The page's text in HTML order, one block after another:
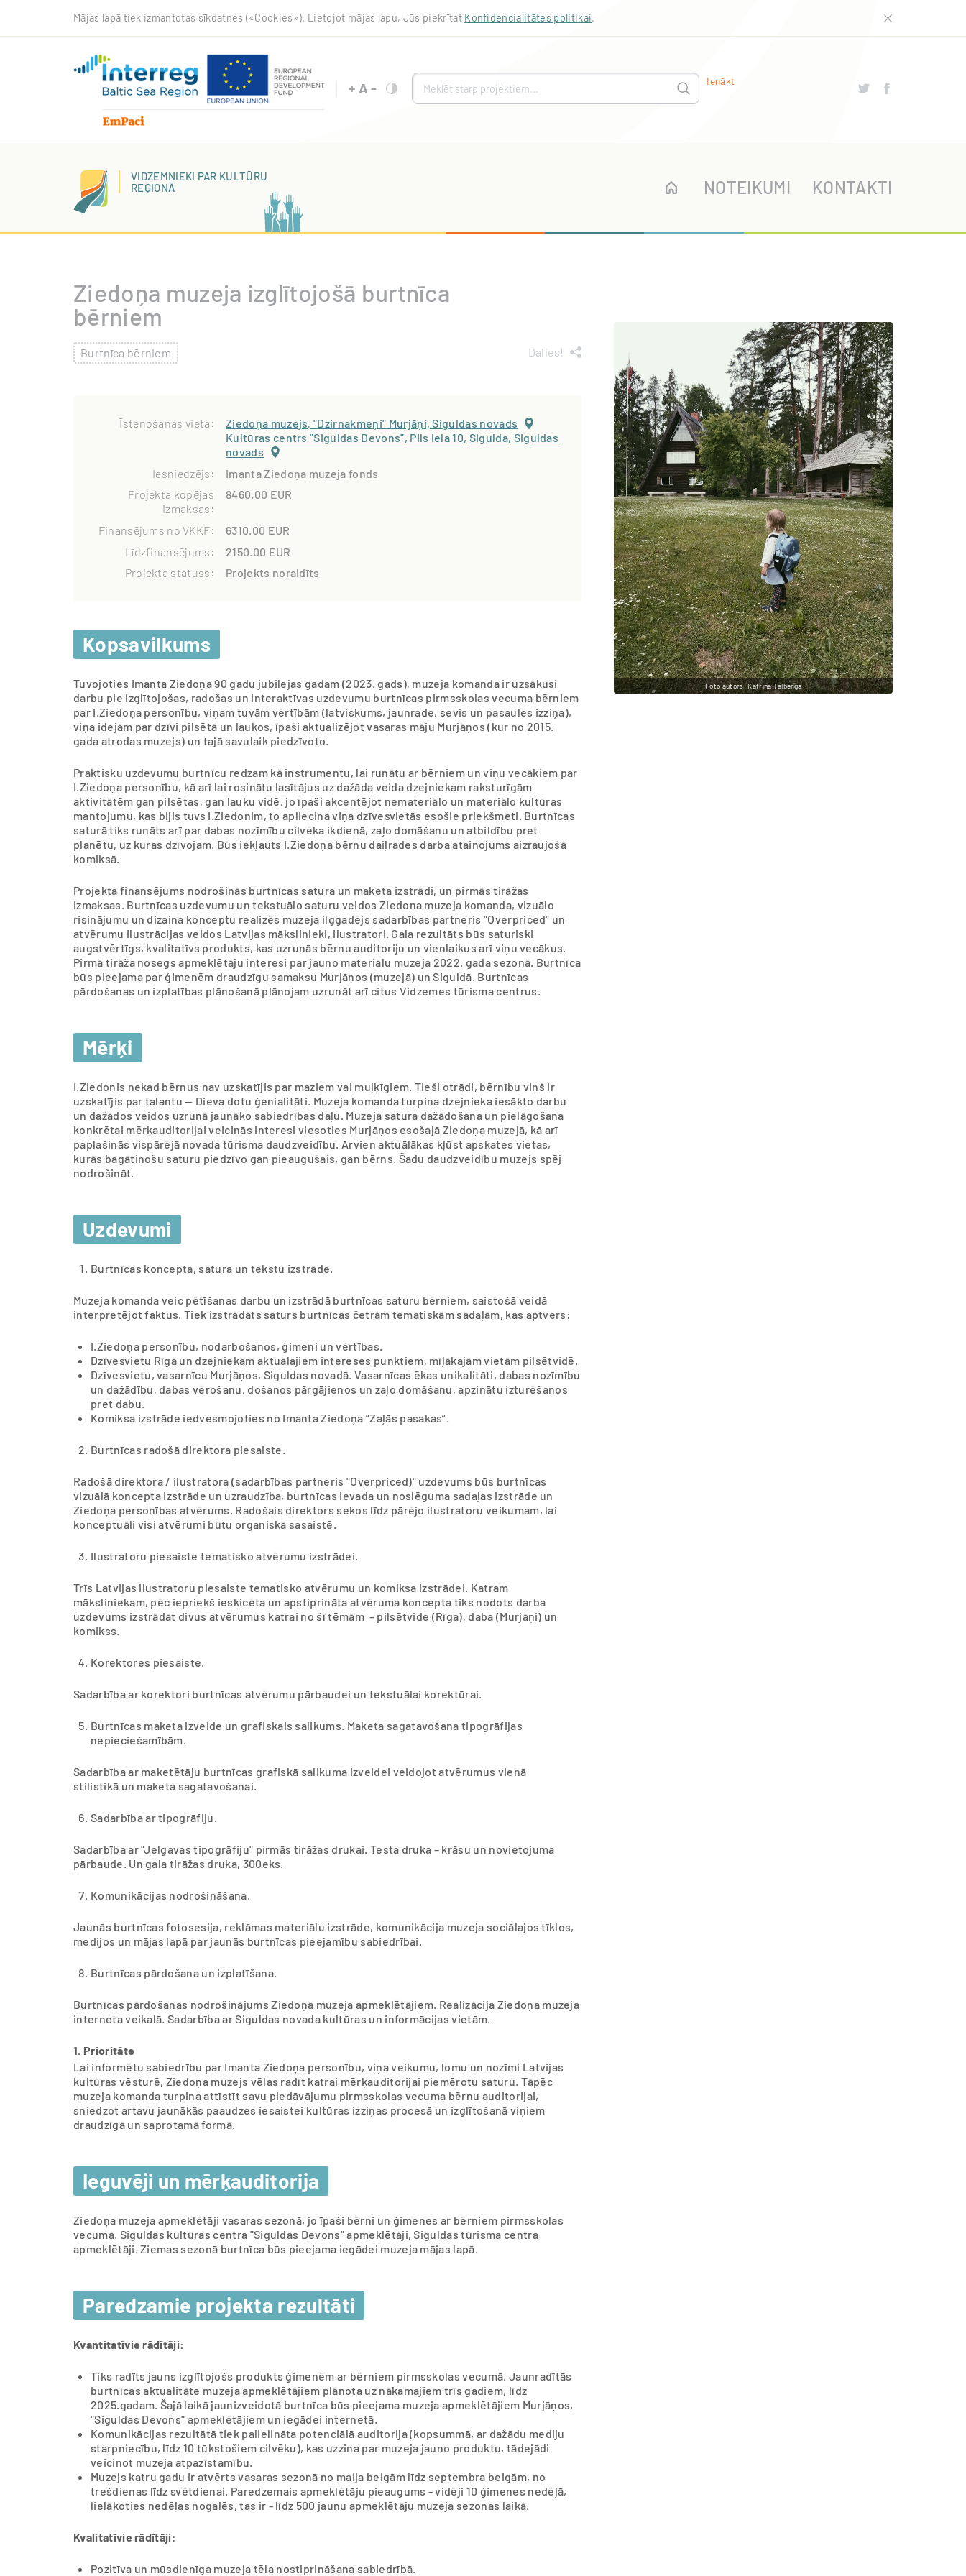
galveno
Mājas lapā tiek izmantotas sīkdatnes («Cookies»). Lietojot mājas lapu, Jūs piekrītat Konfidencialitātes politikai.
+ A - Ienākt
VIDZEMNIEKI PAR KULTŪRU
REĢIONĀ
NOTEIKUMI KONTAKTI
Ziedoņa muzeja izglītojošā burtnīca
bērniem
Dalies!
Burtnīca bērniem
Īstenošanas vieta:
Ziedoņa muzejs, "Dzirnakmeņi" Murjāņi, Siguldas novads
Kultūras centrs "Siguldas Devons", Pils iela 10, Sigulda, Siguldas
novads
Iesniedzējs:
Imanta Ziedoņa muzeja fonds
Projekta kopējās
izmaksas:
8460.00 EUR
Finansējums no VKKF:
6310.00 EUR
Līdzfinansējums:
2150.00 EUR
Projekta statuss:
Projekts noraidīts
Kopsavilkums
Tuvojoties Imanta Ziedoņa 90 gadu jubilejas gadam (2023. gads), muzeja komanda ir uzsākusi
darbu pie izglītojošas, radošas un interaktīvas uzdevumu burtnīcas pirmsskolas vecuma bērniem
par I.Ziedoņa personību, viņam tuvām vērtībām (latviskums, jaunrade, sevis un pasaules izziņa),
viņa idejām par dzīvi pilsētā un laukos, īpaši aktualizējot vasaras māju Murjāņos (kur no 2015.
gada atrodas muzejs) un tajā savulaik piedzīvoto.
Praktisku uzdevumu burtnīcu redzam kā instrumentu, lai runātu ar bērniem un viņu vecākiem par
I.Ziedoņa personību, kā arī lai rosinātu lasītājus uz dažāda veida dzejniekam raksturīgām
aktivitātēm gan pilsētas, gan lauku vidē, jo īpaši akcentējot nemateriālo un materiālo kultūras
mantojumu, kas bijis tuvs I.Ziedonim, to apliecina viņa dzīvesvietās esošie priekšmeti. Burtnīcas
saturā tiks runāts arī par dabas nozīmību cilvēka ikdienā, zaļo domāšanu un atbildību pret
planētu, uz kuras dzīvojam. Būs iekļauts I.Ziedoņa bērnu daiļrades darba atainojums aizraujošā
komiksā.
Projekta finansējums nodrošinās burtnīcas satura un maketa izstrādi, un pirmās tirāžas
izmaksas. Burtnīcas uzdevumu un tekstuālo saturu veidos Ziedoņa muzeja komanda, vizuālo
risinājumu un dizaina konceptu realizēs muzeja ilggadējs sadarbības partneris "Overpriced" un
atvērumu ilustrācijas veidos Latvijas mākslinieki, ilustratori. Gala rezultāts būs saturiski
augstvērtīgs, kvalitatīvs produkts, kas uzrunās bērnu auditoriju un vienlaikus arī viņu vecākus.
Pirmā tirāža nosegs apmeklētāju interesi par jauno materiālu muzeja 2022. gada sezonā. Burtnīca
būs pieejama par ģimenēm draudzīgu samaksu Murjāņos (muzejā) un Siguldā. Burtnīcas
pārdošanas un izplatības plānošanā plānojam uzrunāt arī citus Vidzemes tūrisma centrus.
Mērķi
I.Ziedonis nekad bērnus nav uzskatījis par maziem vai muļķīgiem. Tieši otrādi, bērnību viņš ir
uzskatījis par talantu — Dieva dotu ģenialitāti. Muzeja komanda turpina dzejnieka iesākto darbu
un dažādos veidos uzrunā jaunāko sabiedrības daļu. Muzeja satura dažādošana un pielāgošana
konkrētai mērķauditorijai veicinās interesi viesoties Murjāņos esošajā Ziedoņa muzejā, kā arī
paplašinās vispārējā novada tūrisma daudzveidību. Arvien aktuālākas kļūst apskates vietas,
kurās bagātinošu saturu piedzīvo gan pieaugušais, gan bērns. Šadu daudzveidību muzejs spēj
nodrošināt.
Uzdevumi
Burtnīcas koncepta, satura un tekstu izstrāde.
Muzeja komanda veic pētīšanas darbu un izstrādā burtnīcas saturu bērniem, saistošā veidā
interpretējot faktus. Tiek izstrādāts saturs burtnīcas četrām tematiskām sadaļām, kas aptvers:
I.Ziedoņa personību, nodarbošanos, ģimeni un vērtības.
Dzīvesvietu Rīgā un dzejniekam aktuālajiem intereses punktiem, mīļākajām vietām pilsētvidē.
Dzīvesvietu, vasarnīcu Murjāņos, Siguldas novadā. Vasarnīcas ēkas unikalitāti, dabas nozīmību
un dažādību, dabas vērošanu, došanos pārgājienos un zaļo domāšanu, apzinātu izturēšanos
pret dabu.
Komiksa izstrāde iedvesmojoties no Imanta Ziedoņa “Zaļās pasakas”.
Burtnīcas radošā direktora piesaiste.
Radošā direktora / ilustratora (sadarbības partneris "Overpriced)" uzdevums būs burtnīcas
vizuālā koncepta izstrāde un uzraudzība, burtnīcas ievada un noslēguma sadaļas izstrāde un
Ziedoņa personības atvērums. Radošais direktors sekos līdz pārējo ilustratoru veikumam, lai
konceptuāli visi atvērumi būtu organiskā sasaistē.
Ilustratoru piesaiste tematisko atvērumu izstrādei.
Trīs Latvijas ilustratoru piesaiste tematisko atvērumu un komiksa izstrādei. Katram
māksliniekam, pēc iepriekš ieskicēta un apstiprināta atvēruma koncepta tiks nodots darba
uzdevums izstrādāt divus atvērumus katrai no šī tēmām – pilsētvide (Rīga), daba (Murjāņi) un
komikss.
Korektores piesaiste.
Sadarbība ar korektori burtnīcas atvērumu pārbaudei un tekstuālai korektūrai.
Burtnīcas maketa izveide un grafiskais salikums. Maketa sagatavošana tipogrāfijas
nepieciešamībām.
Sadarbība ar maketētāju burtnīcas grafiskā salikuma izveidei veidojot atvērumus vienā
stilistikā un maketa sagatavošanai.
Sadarbība ar tipogrāfiju.
Sadarbība ar "Jelgavas tipogrāfiju" pirmās tirāžas drukai. Testa druka – krāsu un novietojuma
pārbaude. Un gala tirāžas druka, 300eks.
Komunikācijas nodrošināšana.
Jaunās burtnīcas fotosesija, reklāmas materiālu izstrāde, komunikācija muzeja sociālajos tīklos,
medijos un mājas lapā par jaunās burtnīcas pieejamību sabiedrībai.
Burtnīcas pārdošana un izplatīšana.
Burtnīcas pārdošanas nodrošinājums Ziedoņa muzeja apmeklētājiem. Realizācija Ziedoņa muzeja
interneta veikalā. Sadarbība ar Siguldas novada kultūras un informācijas vietām.
1. Prioritāte
Lai informētu sabiedrību par Imanta Ziedoņa personību, viņa veikumu, lomu un nozīmi Latvijas
kultūras vēsturē, Ziedoņa muzejs vēlas radīt katrai mērķauditorijai piemērotu saturu. Tāpēc
muzeja komanda turpina attīstīt savu piedāvājumu pirmsskolas vecuma bērnu auditorijai,
sniedzot artavu jaunākās paaudzes iesaistei kultūras izziņas procesā un izglītošanā viņiem
draudzīgā un saprotamā formā.
Ieguvēji un mērķauditorija
Ziedoņa muzeja apmeklētāji vasaras sezonā, jo īpaši bērni un ģimenes ar bērniem pirmsskolas
vecumā. Siguldas kultūras centra "Siguldas Devons" apmeklētāji, Siguldas tūrisma centra
apmeklētāji. Ziemas sezonā burtnīca būs pieejama iegādei muzeja mājas lapā.
Paredzamie projekta rezultāti
Kvantitatīvie rādītāji:
Tiks radīts jauns izglītojošs produkts ģimenēm ar bērniem pirmsskolas vecumā. Jaunradītās
burtnīcas aktualitāte muzeja apmeklētājiem plānota uz nākamajiem trīs gadiem, līdz
2025.gadam. Šajā laikā jaunizveidotā burtnīca būs pieejama muzeja apmeklētājiem Murjāņos,
"Siguldas Devons" apmeklētājiem un iegādei internetā.
Komunikācijas rezultātā tiek palielināta potenciālā auditorija (kopsummā, ar dažādu mediju
starpniecību, līdz 10 tūkstošiem cilvēku), kas uzzina par muzeja jauno produktu, tādejādi
veicinot muzeja atpazīstamību.
Muzejs katru gadu ir atvērts vasaras sezonā no maija beigām līdz septembra beigām, no
trešdienas līdz svētdienai. Paredzemais apmeklētāju pieaugums - vidēji 10 ģimenes nedēļā,
lielākoties nedēļas nogalēs, tas ir - līdz 500 jaunu apmeklētāju muzeja sezonas laikā.
Kvalitatīvie rādītāji:
Pozitīva un mūsdienīga muzeja tēla nostiprināšana sabiedrībā.
Foto autors: Katrīna Tālberga